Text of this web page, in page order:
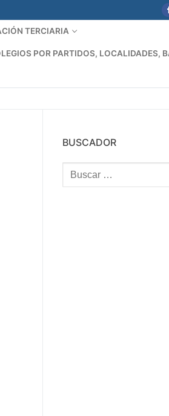
TERCIARIA
POR PARTIDOS, LOCALIDADES,
BUSCADOR
Buscar: